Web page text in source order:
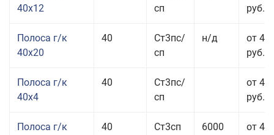
40x12
сп
руб.
Полоса г/к
40x20
40
Ст3пс/
сп
н/д
от 44
руб.
Полоса г/к
40x4
40
Ст3пс/
сп
от 42
руб.
Полоса г/к
40 Ст3сп 6000
от 42